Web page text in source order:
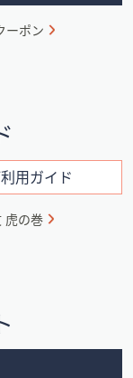
ーポン
用ガイド
虎の巻